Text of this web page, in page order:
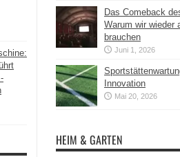
Das Comeback
Warum wir wieder
brauchen
Juni 1, 2026
Innovation
Mai 20, 2026
HEIM & GARTEN